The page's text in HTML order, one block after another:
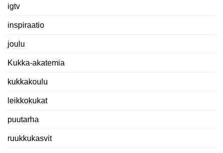
igtv
inspiraatio
joulu
Kukka-akatemia
kukkakoulu
leikkokukat
puutarha
ruukkukasvit